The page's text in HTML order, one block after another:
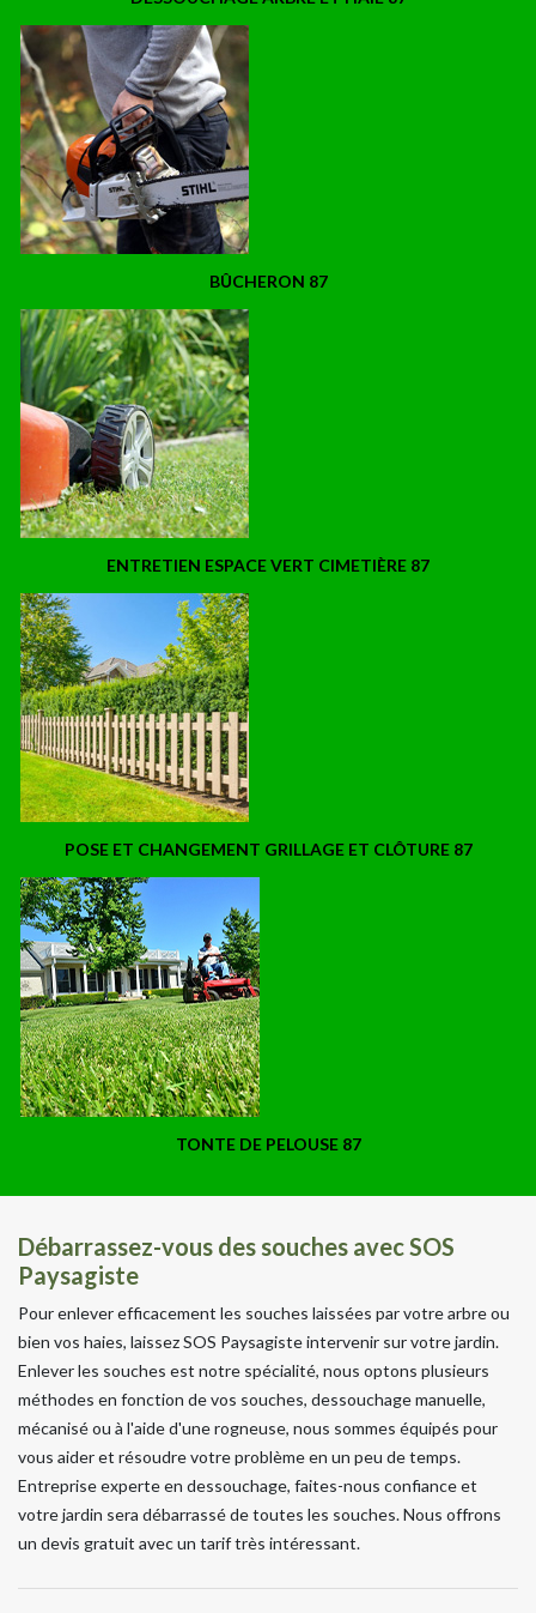
BÛCHERON 87
ENTRETIEN ESPACE VERT CIMETIÈRE 87
POSE ET CHANGEMENT GRILLAGE ET CLÔTURE 87
TONTE DE PELOUSE 87
Débarrassez-vous des souches avec SOS
Paysagiste
Pour enlever efficacement les souches laissées par votre arbre ou
bien vos haies, laissez SOS Paysagiste intervenir sur votre jardin.
Enlever les souches est notre spécialité, nous optons plusieurs
méthodes en fonction de vos souches, dessouchage manuelle,
mécanisé ou à l'aide d'une rogneuse, nous sommes équipés pour
vous aider et résoudre votre problème en un peu de temps.
Entreprise experte en dessouchage, faites-nous confiance et
votre jardin sera débarrassé de toutes les souches. Nous offrons
un devis gratuit avec un tarif très intéressant.